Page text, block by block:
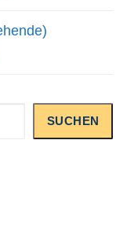
SUCHEN